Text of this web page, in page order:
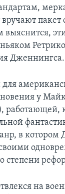
выяснится,
Дженнингса.
у
в котором
степени
на